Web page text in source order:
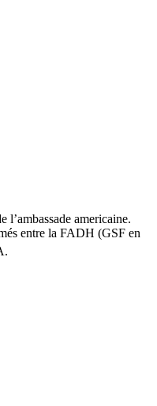
l’ambassade americaine.
entre la FADH (GSF en